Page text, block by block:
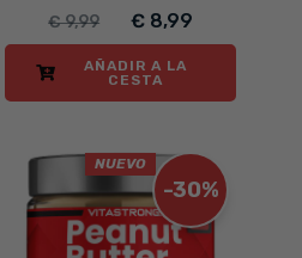
€ 9,99 € 8,99
AÑADIR A LA
CESTA
-30%
NUEVO